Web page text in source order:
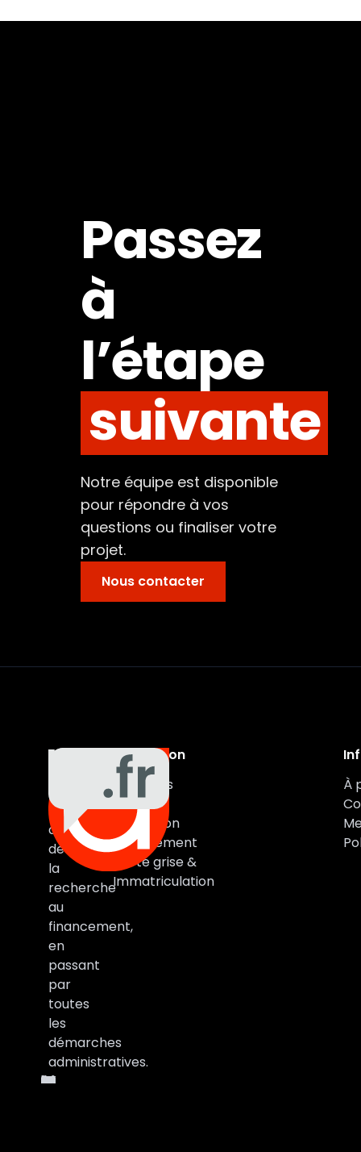
Passez
à
l’étape
suivante
Notre équipe est disponible
pour répondre à vos
questions ou finaliser votre
projet.
Nous contacter
Auto
vous
accompagne
de
la
recherche
au
financement,
en
passant
par
toutes
les
démarches
administratives.
Navigation
Véhicules
Marques
Estimation
Financement
Carte grise &
Immatriculation
À